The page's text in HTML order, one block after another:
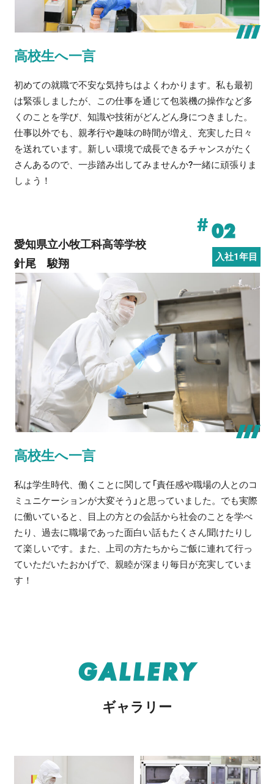
高校生へ一言
初めての就職で不安な気持ちはよくわかります。私も最初
は緊張しましたが、この仕事を通じて包装機の操作など多
くのことを学び、知識や技術がどんどん身につきました。
仕事以外でも、親孝行や趣味の時間が増え、充実した日々
を送れています。新しい環境で成長できるチャンスがたく
さんあるので、一歩踏み出してみませんか?一緒に頑張りま
しょう！
愛知県立小牧工科高等学校
針尾 駿翔
#02
入社1年目
高校生へ一言
私は学生時代、働くことに関して「責任感や職場の人とのコ
ミュニケーションが大変そう」と思っていました。でも実際
に働いていると、目上の方との会話から社会のことを学べ
たり、過去に職場であった面白い話もたくさん聞けたりし
て楽しいです。また、上司の方たちからご飯に連れて行っ
ていただいたおかげで、親睦が深まり毎日が充実していま
す！
GALLERY
ギャラリー